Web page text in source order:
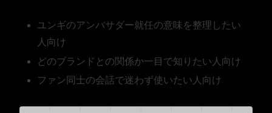
ユンギのアンバサダー就任の意味を整理したい
人向け
どのブランドとの関係か一目で知りたい人向け
ファン同士の会話で迷わず使いたい人向け